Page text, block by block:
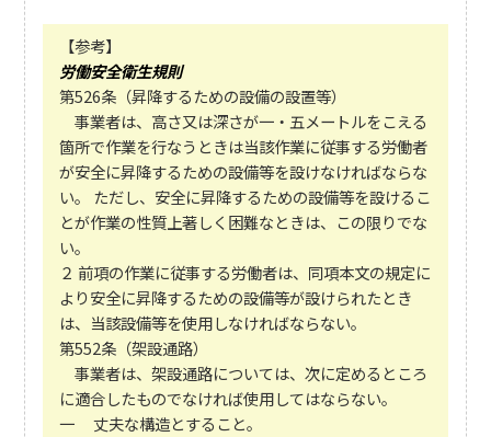
【参考】
労働安全衛生規則
第526条（昇降するための設備の設置等）
事業者は、高さ又は深さが一・五メートルをこえる
箇所で作業を行なうときは当該作業に従事する労働者
が安全に昇降するための設備等を設けなければならな
い。 ただし、安全に昇降するための設備等を設けるこ
とが作業の性質上著しく困難なときは、この限りでな
い。
２ 前項の作業に従事する労働者は、同項本文の規定に
より安全に昇降するための設備等が設けられたとき
は、当該設備等を使用しなければならない。
第552条（架設通路）
事業者は、架設通路については、次に定めるところ
に適合したものでなければ使用してはならない。
一 丈夫な構造とすること。